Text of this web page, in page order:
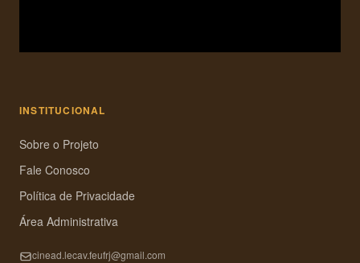
INSTITUCIONAL
Sobre o Projeto
Fale Conosco
Política de Privacidade
Área Administrativa
cinead.lecav.feufrj@gmail.com